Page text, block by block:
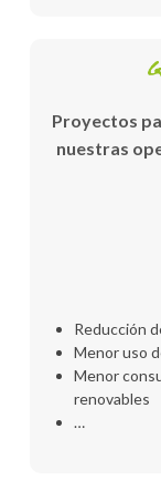
Proyectos
nuestras
Reducción
Menor uso
Menor
renovables
…